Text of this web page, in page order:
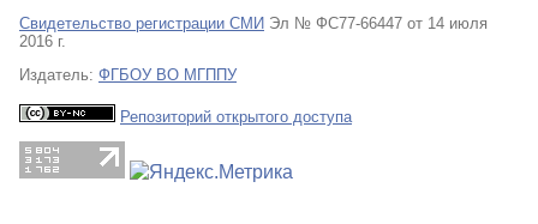
Свидетельство регистрации СМИ Эл № ФС77-66447 от 14 июля
2016 г.
Издатель: ФГБОУ ВО МГППУ
Репозиторий открытого доступа